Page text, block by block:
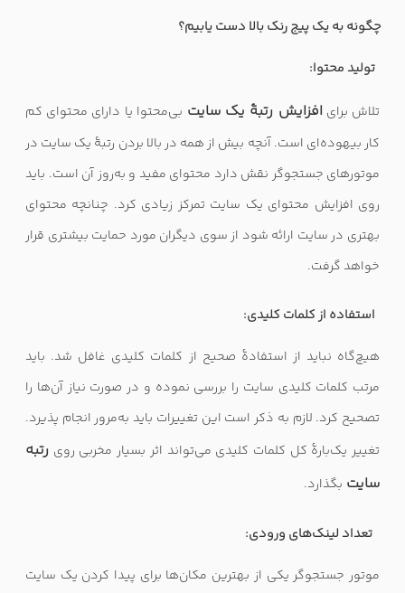
چگونه به یک پیج رنک بالا دست یابیم؟
تولید محتوا:
تلاش برای افزایش رتبهٔ یک سایت بی‌محتوا یا دارای محتوای کم
کار بیهوده‌ای است. آنچه بیش از همه در بالا بردن رتبهٔ یک سایت در
موتورهای جستجوگر نقش دارد محتوای مفید و به‌روز آن است. باید
روی افزایش محتوای یک سایت تمرکز زیادی کرد. چنانچه محتوای
بهتری در سایت ارائه شود از سوی دیگران مورد حمایت بیشتری قرار
خواهد گرفت.
استفاده از کلمات کلیدی:
هیچ‌گاه نباید از استفادهٔ صحیح از کلمات کلیدی غافل شد. باید
مرتب کلمات کلیدی سایت را بررسی نموده و در صورت نیاز آن‌ها را
تصحیح کرد. لازم به ذکر است این تغییرات باید به‌مرور انجام پذیرد.
تغییر یک‌بارهٔ کل کلمات کلیدی می‌تواند اثر بسیار مخربی روی رتبه
سایت بگذارد.
تعداد لینک‌های ورودی:
موتور جستجوگر یکی از بهترین مکان‌ها برای پیدا کردن یک سایت